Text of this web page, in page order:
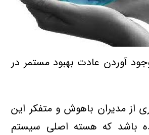
آوردن عادت بهبود مستمر در
از مديران باهوش و متفکر اين
باشد که هسته اصلي سيستم